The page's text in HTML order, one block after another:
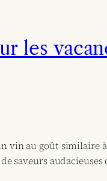
les
vin au goût similaire
saveurs